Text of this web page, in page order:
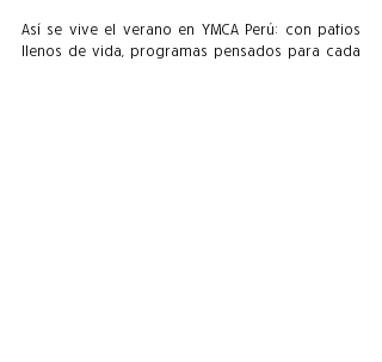
Así se vive el verano en YMCA Perú: con patios
llenos de vida, programas pensados para cada